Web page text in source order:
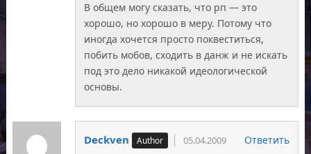
В общем могу сказать, что рп — это
хорошо, но хорошо в меру. Потому что
иногда хочется просто поквеститься,
побить мобов, сходить в данж и не искать
под это дело никакой идеологической
основы.
Deckven 05.04.2009 Ответить